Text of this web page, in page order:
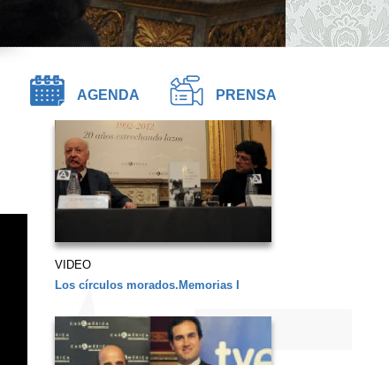
AGENDA PRENSA
VIDEO
Los círculos morados.Memorias I